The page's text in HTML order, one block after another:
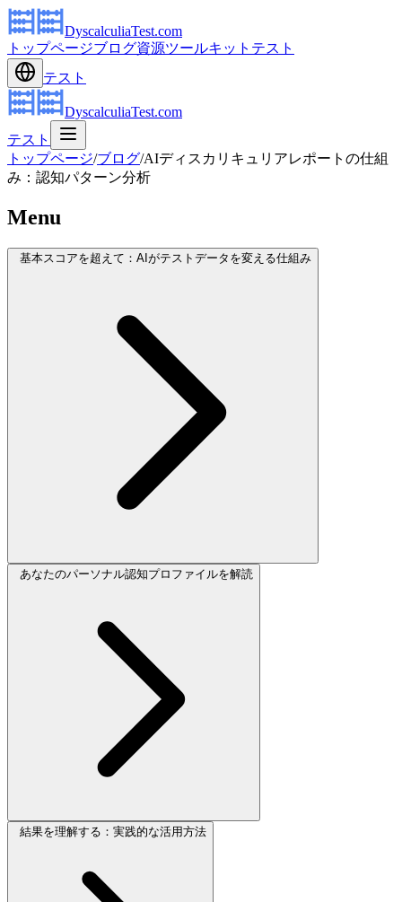
DyscalculiaTest.com
トップページブログ資源ツールキット テスト
テスト
DyscalculiaTest.com
テスト
トップページ/ブログ/AIディスカリキュリアレポートの仕組
み：認知パターン分析
Menu
基本スコアを超えて：AIがテストデータを変える仕組み
あなたのパーソナル認知プロファイルを解読
結果を理解する：実践的な活用方法